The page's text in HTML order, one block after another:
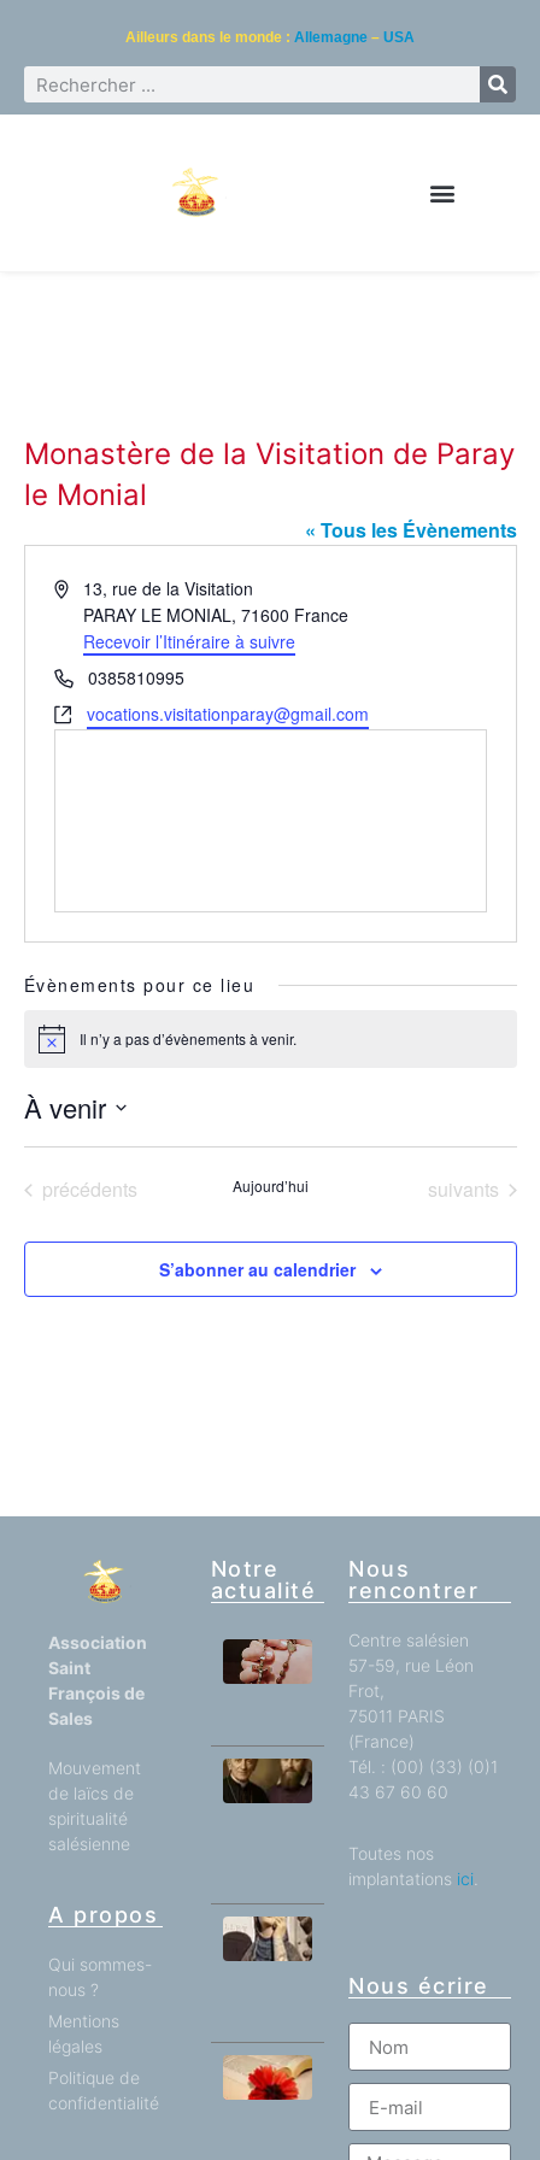
Ailleurs dans le monde : Allemagne – USA
Monastère de la Visitation de Paray
le Monial
« Tous les Évènements
Adresse13, rue de la Visitation
PARAY LE MONIAL, 71600 France
Recevoir l’Itinéraire à suivre
Téléphone
0385810995
Site
vocations.visitationparay@gmail.com
Évènements pour ce lieu
Notice Il n’y a pas d’évènements à venir.
À venir
une
Évènements
précédents Aujourd’hui Évènements
suivants
S’abonner au calendrier
Association
Saint
François de
Sales
Mouvement
de laïcs de
spiritualité
salésienne
A propos
Qui sommes-
nous ?
Mentions
légales
Politique de
confidentialité
Notre
actualité
Un si
grand
réconfort !
SAINT
FRANÇOIS
ET J.H
NEWMAN
à la
guérison
Comme
le lis
entre les
chardons
Nous
rencontrer
Centre salésien
57-59, rue Léon
Frot,
75011 PARIS
(France)
Tél. : (00) (33) (0)1
43 67 60 60
Toutes nos
implantations ici
Nous écrire